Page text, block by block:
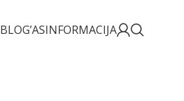
BLOG’ASINFORMACIJA